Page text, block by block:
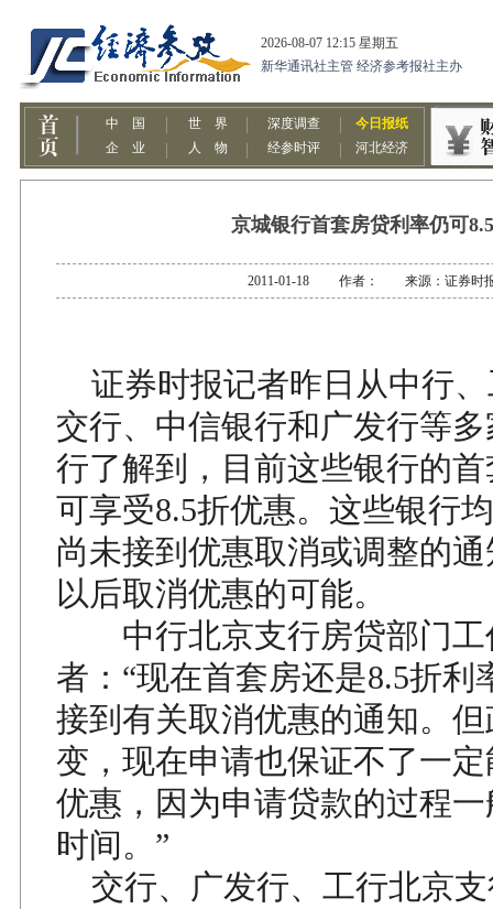
京城银行首套房贷利率仍可
2011-01-18 作者： 来源：证券时
证券时报记者昨日从中行
交行、中信银行和广发行等
行了解到，目前这些银行的
可享受8.5折优惠。这些银行
尚未接到优惠取消或调整的
以后取消优惠的可能。
中行北京支行房贷部门工
者：“现在首套房还是8.5折利
接到有关取消优惠的通知。
变，现在申请也保证不了一定
优惠，因为申请贷款的过程
时间。”
交行、广发行、工行北京